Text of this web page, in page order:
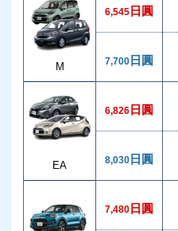
M
6,545 日圓
7,700 日圓
EA
6,826 日圓
8,030 日圓
7,480 日圓